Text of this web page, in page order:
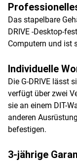
Das stapelbare
DRIVE -Desktop-
Computern und ist
Individuelle
Die G-DRIVE lässt
verfügt über zwei
sie an einem DIT-
anderen
befestigen.
3-jährige